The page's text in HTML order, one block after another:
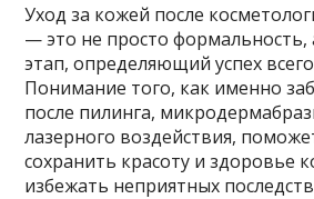
Уход за кожей после
— это не просто
этап, определяющий успех
Понимание того, как именно
после пилинга,
лазерного воздействия,
сохранить красоту и здоровье
избежать неприятных